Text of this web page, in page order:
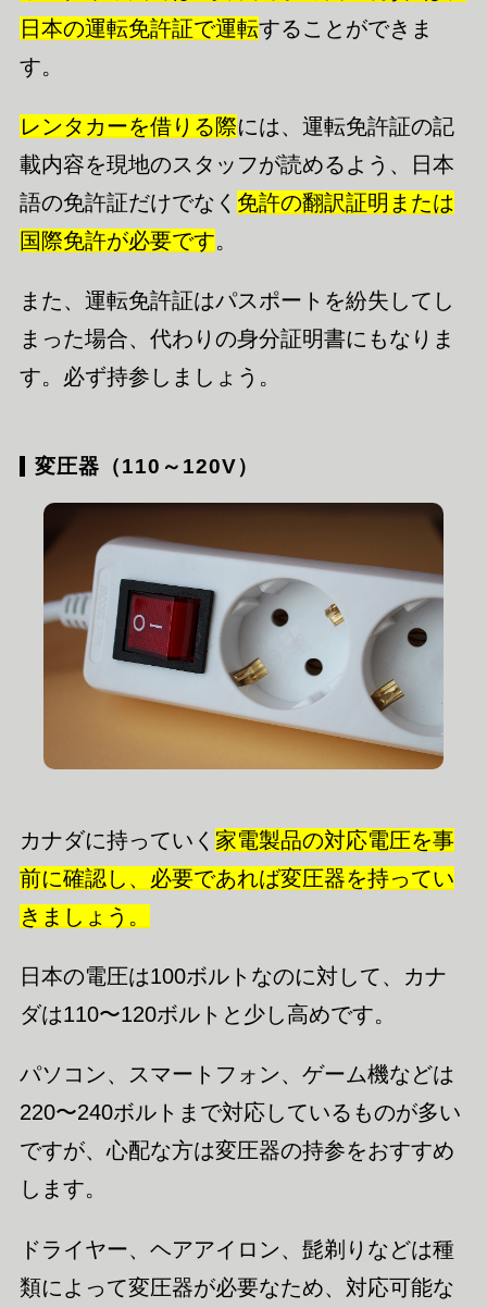
日本の運転免許証で運転することができま
す。
レンタカーを借りる際には、運転免許証の記
載内容を現地のスタッフが読めるよう、日本
語の免許証だけでなく 免許の翻訳証明または
国際免許が必要です。
また、運転免許証はパスポートを紛失してし
まった場合、代わりの身分証明書にもなりま
す。必ず持参しましょう。
変圧器（110～120V）
カナダに持っていく 家電製品の対応電圧を事
前に確認し、必要であれば変圧器を持ってい
きましょう。
日本の電圧は100ボルトなのに対して、カナ
ダは110〜120ボルトと少し高めです。
パソコン、スマートフォン、ゲーム機などは
220〜240ボルトまで対応しているものが多い
ですが、心配な方は変圧器の持参をおすすめ
します。
ドライヤー、ヘアアイロン、髭剃りなどは種
類によって変圧器が必要なため、対応可能な